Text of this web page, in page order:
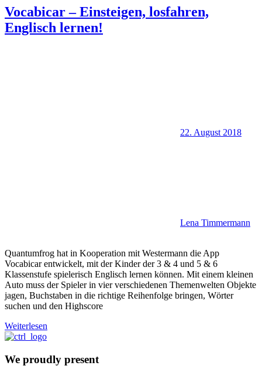
Vocabicar – Einsteigen, losfahren,
Englisch lernen!
22. August 2018
Lena Timmermann
Quantumfrog hat in Kooperation mit Westermann die App
Vocabicar entwickelt, mit der Kinder der 3 & 4 und 5 & 6
Klassenstufe spielerisch Englisch lernen können. Mit einem kleinen
Auto muss der Spieler in vier verschiedenen Themenwelten Objekte
jagen, Buchstaben in die richtige Reihenfolge bringen, Wörter
suchen und den Highscore
Weiterlesen
We proudly present